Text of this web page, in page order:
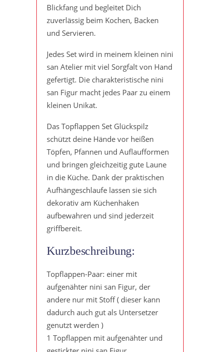
Blickfang und begleitet Dich
zuverlässig beim Kochen, Backen
und Servieren.
Jedes Set wird in meinem kleinen nini
san Atelier mit viel Sorgfalt von Hand
gefertigt. Die charakteristische nini
san Figur macht jedes Paar zu einem
kleinen Unikat.
Das Topflappen Set Glückspilz
schützt deine Hände vor heißen
Töpfen, Pfannen und Auflaufformen
und bringen gleichzeitig gute Laune
in die Küche. Dank der praktischen
Aufhängeschlaufe lassen sie sich
dekorativ am Küchenhaken
aufbewahren und sind jederzeit
griffbereit.
Kurzbeschreibung:
Topflappen-Paar: einer mit
aufgenähter nini san Figur, der
andere nur mit Stoff ( dieser kann
dadurch auch gut als Untersetzer
genutzt werden )
1 Topflappen mit aufgenähter und